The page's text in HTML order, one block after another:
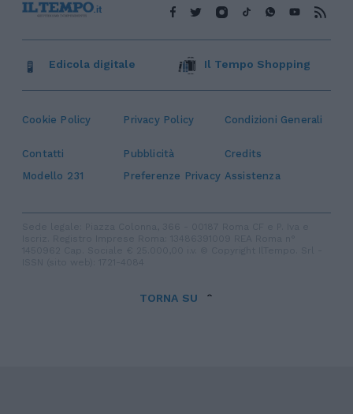
Cookie Policy Privacy Policy Condizioni Generali
Contatti Pubblicità
Credits
Modello 231
Preferenze Privacy Assistenza
Edicola digitale Il Tempo Shopping
TORNA SU